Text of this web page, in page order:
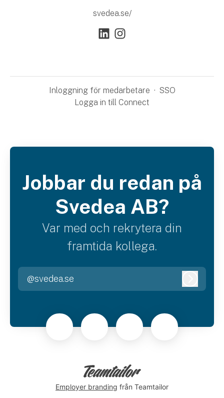
svedea.se/
Inloggning för medarbetare · SSO
Logga in till Connect
Jobbar du redan på
Svedea AB?
Var med och rekrytera din
framtida kollega.
@svedea.se
Employer branding från Teamtailor